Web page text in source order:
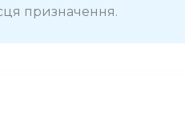
призначення.